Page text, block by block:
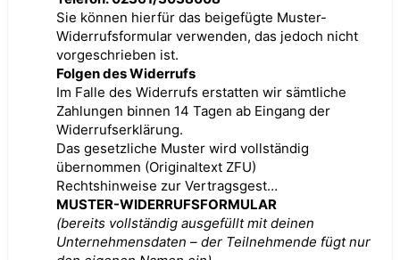
Sie können hierfür das beigefügte Muster-
Widerrufsformular verwenden, das jedoch nicht
vorgeschrieben ist.
Folgen des Widerrufs
Im Falle des Widerrufs erstatten wir sämtliche
Zahlungen binnen 14 Tagen ab Eingang der
Widerrufserklärung.
Das gesetzliche Muster wird vollständig
übernommen (Originaltext ZFU)
Rechtshinweise zur Vertragsgest…
MUSTER-WIDERRUFSFORMULAR
(bereits vollständig ausgefüllt mit deinen
Unternehmensdaten – der Teilnehmende fügt nur